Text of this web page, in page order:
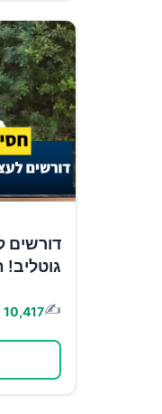
דורשים
גוטליב!
✍️
10,417